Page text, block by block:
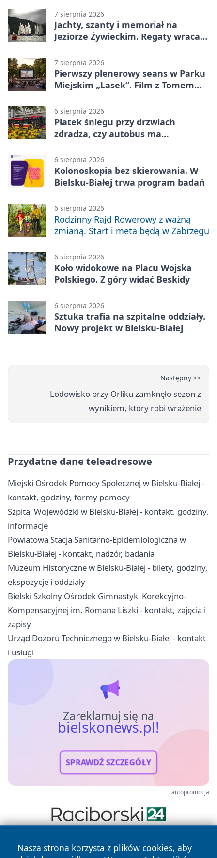
7 sierpnia 2026
Jachty, szanty i memoriał na
Jeziorze Żywieckim. Regaty wracają
7 sierpnia 2026
Pierwszy plenerowy seans w Parku
Miejskim „Lasek”. Film z Tomem
6 sierpnia 2026
Płatek śniegu przy drzwiach
zdradza, czy autobus ma
6 sierpnia 2026
Kolonoskopia bez skierowania. W
Bielsku-Białej trwa program badań
6 sierpnia 2026
Rodzinny Rajd Rowerowy z ważną
zmianą. Start i meta będą w Zabrzegu
6 sierpnia 2026
Koło widokowe na Placu Wojska
Polskiego. Z góry widać Beskidy
6 sierpnia 2026
Sztuka trafia na szpitalne oddziały.
Nowy projekt w Bielsku-Białej
Następny >>
Lodowisko przy Orliku zamknęło sezon z
wynikiem, który robi wrażenie
Przydatne dane teleadresowe
Miejski Ośrodek Pomocy Społecznej w Bielsku-Białej -
kontakt, godziny, formy pomocy
Szpital Wojewódzki w Bielsku-Białej - kontakt, godziny,
informacje
Powiatowa Stacja Sanitarno-Epidemiologiczna w
Bielsku-Białej - kontakt, nadzór, badania
Muzeum Historyczne w Bielsku-Białej - bilety, godziny,
ekspozycje i oddziały
Bielski Szkolny Ośrodek Gimnastyki Korekcyjno-
Kompensacyjnej im. Romana Liszki - kontakt, zajęcia i
zapisy
Urząd Dozoru Technicznego w Bielsku-Białej - kontakt
i usługi
Zareklamuj się na
bielskonews.pl!
SPRAWDŹ SZCZEGÓŁY
autopromocja
Nasza strona korzysta z plików cookies, aby